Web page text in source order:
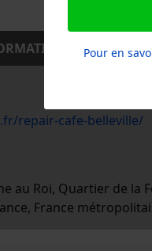
repair-cafe-belleville/
au Roi, Quartier de la
France
Pour en